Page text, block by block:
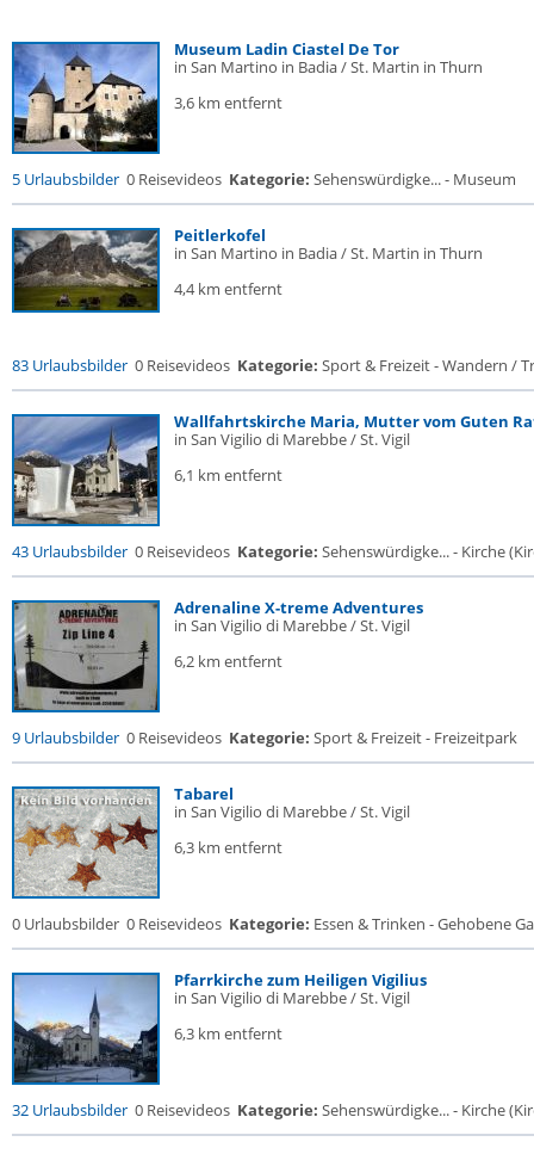
Museum Ladin Ciastel De Tor
in San Martino in Badia / St. Martin in Thurn
3,6 km entfernt
5 Urlaubsbilder 0 Reisevideos Kategorie: Sehenswürdigke... - Museum
Peitlerkofel
in San Martino in Badia / St. Martin in Thurn
4,4 km entfernt
83 Urlaubsbilder 0 Reisevideos Kategorie: Sport & Freizeit - Wandern /
Wallfahrtskirche Maria, Mutter vom Guten
in San Vigilio di Marebbe / St. Vigil
6,1 km entfernt
43 Urlaubsbilder 0 Reisevideos Kategorie: Sehenswürdigke... - Kirche
Adrenaline X-treme Adventures
in San Vigilio di Marebbe / St. Vigil
6,2 km entfernt
9 Urlaubsbilder 0 Reisevideos Kategorie: Sport & Freizeit - Freizeitpark
Tabarel
in San Vigilio di Marebbe / St. Vigil
6,3 km entfernt
0 Urlaubsbilder 0 Reisevideos Kategorie: Essen & Trinken - Gehobene
Pfarrkirche zum Heiligen Vigilius
in San Vigilio di Marebbe / St. Vigil
6,3 km entfernt
32 Urlaubsbilder 0 Reisevideos Kategorie: Sehenswürdigke... - Kirche